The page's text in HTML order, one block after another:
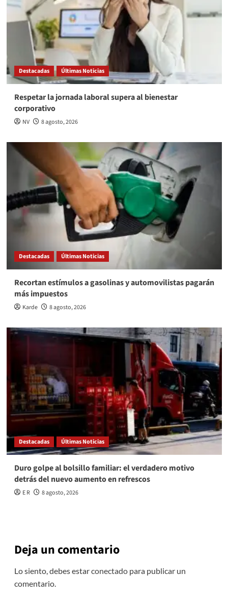
Destacadas Últimas Noticias
Respetar la jornada laboral supera al bienestar
corporativo
NV 8 agosto, 2026
Destacadas Últimas Noticias
Recortan estímulos a gasolinas y automovilistas pagarán
más impuestos
Karde 8 agosto, 2026
Destacadas Últimas Noticias
Duro golpe al bolsillo familiar: el verdadero motivo
detrás del nuevo aumento en refrescos
E R 8 agosto, 2026
Deja un comentario
Lo siento, debes estarconectadopara publicar un
comentario.